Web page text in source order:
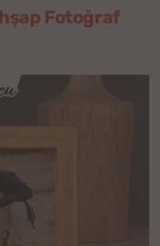
Fotoğraf